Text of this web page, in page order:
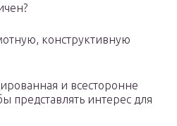
конструктивную
и всесторонне
представлять интерес для